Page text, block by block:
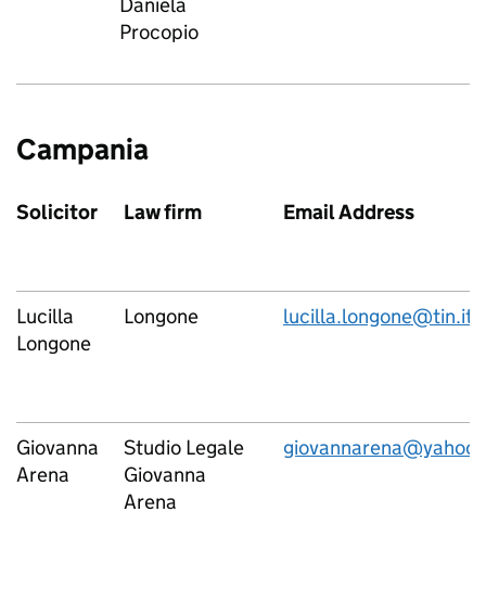
Procopio
Campania
Solicitor Law firm Email Address
Lucilla
Longone
Longone lucilla.longone@tin.it
Giovanna
Arena
Studio Legale
Giovanna
Arena